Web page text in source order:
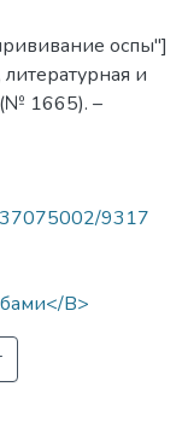
оспы"]
и
(№ 1665). –
9317
B>